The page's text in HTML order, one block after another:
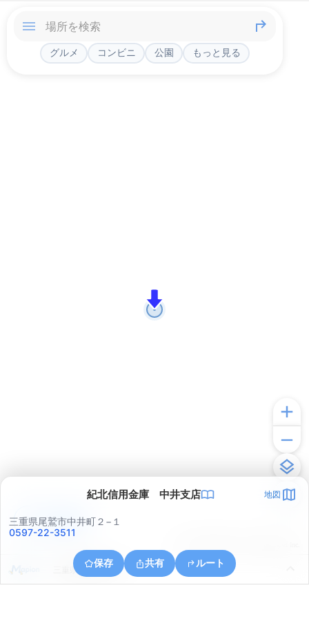
グルメ コンビニ 公園 もっと見る
紀北信用金庫 中井支店 地図
三重県尾鷲市中井町２−１
0597-22-3511
保存 共有 ルート
三重県尾鷲市南浦
アプリで見る